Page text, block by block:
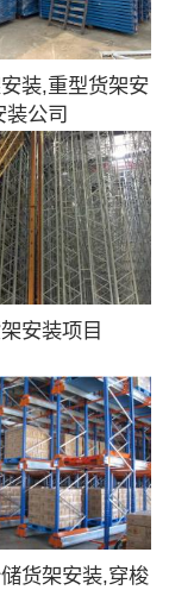
装,重型货架安
公司
安装项目
货架安装,穿梭